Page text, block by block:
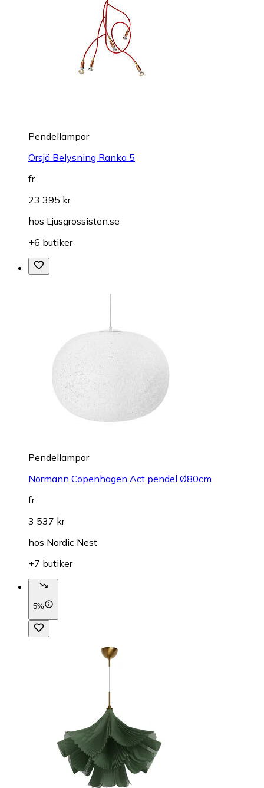
Pendellampor
Örsjö Belysning Ranka 5
fr.
23 395 kr
hos Ljusgrossisten.se
+6 butiker
Pendellampor
Normann Copenhagen Act pendel Ø80cm
fr.
3 537 kr
hos Nordic Nest
+7 butiker
5%